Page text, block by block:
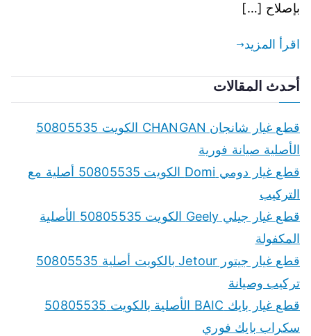
بإصلاح […]
اقرأ المزيد
أحدث المقالات
قطع غيار شانجان CHANGAN الكويت 50805535
الأصلية صيانة فورية
قطع غيار دومي Domi الكويت 50805535 أصلية مع
التركيب
قطع غيار جيلي Geely الكويت 50805535 الأصلية
المكفولة
قطع غيار جيتور Jetour بالكويت أصلية 50805535
تركيب وصيانة
قطع غيار بايك BAIC الأصلية بالكويت 50805535
سكراب بايك فوري